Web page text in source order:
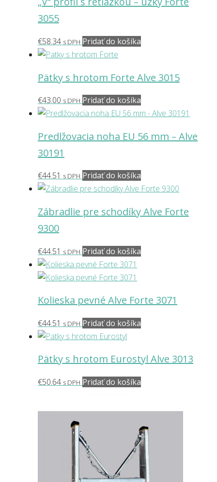
3055
€58.34 s DPH Pridať do košíka
Pätky s hrotom Forte Alve 3015
€43.00 s DPH Pridať do košíka
Predlžovacia noha EU 56 mm – Alve
30191
€44.51 s DPH Pridať do košíka
Zábradlie pre schodíky Alve Forte
9300
€44.51 s DPH Pridať do košíka
Kolieska pevné Alve Forte 3071
€44.51 s DPH Pridať do košíka
Pätky s hrotom Eurostyl Alve 3013
€50.64 s DPH Pridať do košíka